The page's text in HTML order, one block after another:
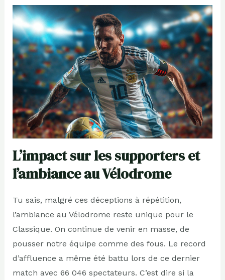
L’impact sur les supporters et
l’ambiance au Vélodrome
Tu sais, malgré ces déceptions à répétition,
l’ambiance au Vélodrome reste unique pour le
Classique. On continue de venir en masse, de
pousser notre équipe comme des fous. Le record
d’affluence a même été battu lors de ce dernier
match avec 66 046 spectateurs. C’est dire si la